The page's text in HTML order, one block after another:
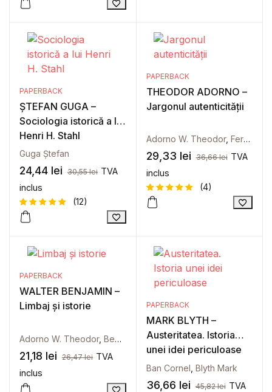
Evaluat la
pe baza a
2
de la
clienți
PAPERBACK
ȘTEFAN GUGA –
Sociologia istorică a lui
Henri H. Stahl
Guga Ștefan
24,44 lei 30,55lei TVA
inclus
Evaluat la
pe baza a
12
de la
clienți
(12)
PAPERBACK
THEODOR ADORNO –
Jargonul autenticității
Adorno W. Theodor, Ferencz-Flatz Christian
29,33 lei 36,66lei TVA
inclus
Evaluat la
4
de la
(4)
PAPERBACK
WALTER BENJAMIN –
Limbaj și istorie
Adorno W. Theodor, Benjamin Walter
21,18 lei 26,47lei TVA
inclus
PAPERBACK
MARK BLYTH –
Austeritatea. Istoria
unei idei periculoase
Ban Cornel Blyth Mark
36,66 lei 45,82lei TVA